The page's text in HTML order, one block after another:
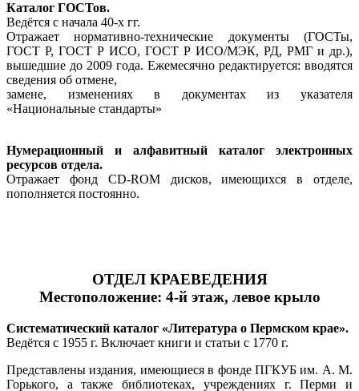
Каталог ГОСТов.
Ведётся с начала 40-х гг.
Отражает нормативно-технические документы (ГОСТы,
ГОСТ Р, ГОСТ Р ИСО, ГОСТ Р ИСО/МЭК, РД, РМГ и др.),
вышедшие до 2009 года. Ежемесячно редактируется: вводятся
сведения об отмене,
замене, изменениях в документах из указателя
«Национальные стандарты»
Нумерационный и алфавитный каталог электронных
ресурсов отдела.
Отражает фонд CD-ROM дисков, имеющихся в отделе,
пополняется постоянно.
ОТДЕЛ КРАЕВЕДЕНИЯ
Местоположение: 4-й этаж, левое крыло
Систематический каталог «Литература о Пермском крае».
Ведётся с 1955 г. Включает книги и статьи с 1770 г.
Представлены издания, имеющиеся в фонде ПГКУБ им. А. М.
Горького, а также библиотеках, учреждениях г. Перми и